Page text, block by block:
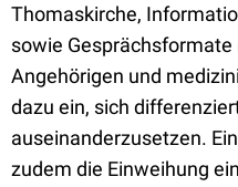
Thomaskirche,
sowie
Angehörigen und
dazu ein, sich
auseinanderzusetzen.
zudem die Einweihung